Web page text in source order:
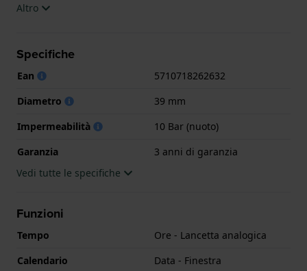
con 3 anni di garanzia.
Altro
Specifiche
Ean
5710718262632
Diametro
39 mm
Impermeabilità
10 Bar (nuoto)
Garanzia
3 anni di garanzia
Vedi tutte le specifiche
Funzioni
Tempo
Ore - Lancetta analogica
Calendario
Data - Finestra